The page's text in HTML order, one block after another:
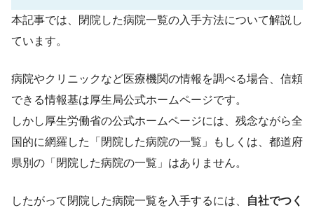
本記事では、閉院した病院一覧の入手方法について解説し
ています。
病院やクリニックなど医療機関の情報を調べる場合、信頼
できる情報基は厚生局公式ホームページです。
しかし厚生労働省の公式ホームページには、残念ながら全
国的に網羅した「閉院した病院の一覧」もしくは、都道府
県別の「閉院した病院の一覧」はありません。
したがって閉院した病院一覧を入手するには、
自社でつく